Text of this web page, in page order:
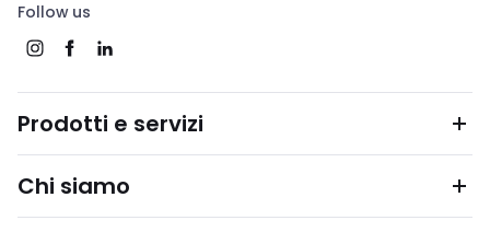
Follow us
Prodotti e servizi
Chi siamo